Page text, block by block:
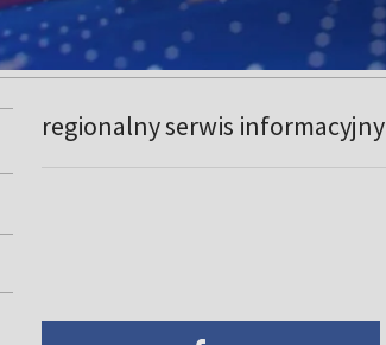
regionalny serwis informacyjny